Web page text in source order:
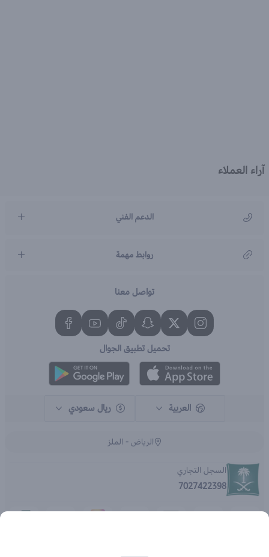
آراء العملاء
الدعم الفني
روابط مهمة
تواصل معنا
تحميل تطبيق الجوال
العربية ريال سعودي
الرياض - الملز
السجل التجاري
7027422398